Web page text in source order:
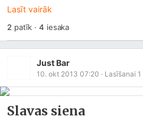
Lasīt vairāk
2 patīk ·4 iesaka
Just Bar
10. okt 2013 07:20 · Lasīšanai 1
Slavas siena